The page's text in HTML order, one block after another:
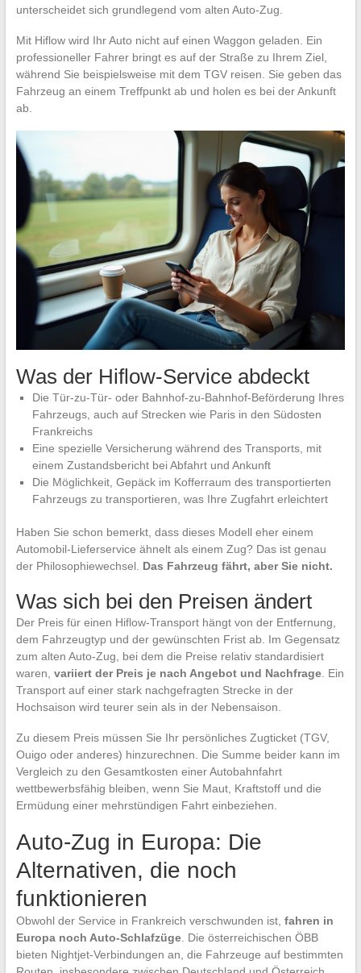
unterscheidet sich grundlegend vom alten Auto-Zug.
Mit Hiflow wird Ihr Auto nicht auf einen Waggon geladen. Ein
professioneller Fahrer bringt es auf der Straße zu Ihrem Ziel,
während Sie beispielsweise mit dem TGV reisen. Sie geben das
Fahrzeug an einem Treffpunkt ab und holen es bei der Ankunft
ab.
Was der Hiflow-Service abdeckt
Die Tür-zu-Tür- oder Bahnhof-zu-Bahnhof-Beförderung Ihres
Fahrzeugs, auch auf Strecken wie Paris in den Südosten
Frankreichs
Eine spezielle Versicherung während des Transports, mit
einem Zustandsbericht bei Abfahrt und Ankunft
Die Möglichkeit, Gepäck im Kofferraum des transportierten
Fahrzeugs zu transportieren, was Ihre Zugfahrt erleichtert
Haben Sie schon bemerkt, dass dieses Modell eher einem
Automobil-Lieferservice ähnelt als einem Zug? Das ist genau
der Philosophiewechsel. Das Fahrzeug fährt, aber Sie nicht.
Was sich bei den Preisen ändert
Der Preis für einen Hiflow-Transport hängt von der Entfernung,
dem Fahrzeugtyp und der gewünschten Frist ab. Im Gegensatz
zum alten Auto-Zug, bei dem die Preise relativ standardisiert
waren, variiert der Preis je nach Angebot und Nachfrage. Ein
Transport auf einer stark nachgefragten Strecke in der
Hochsaison wird teurer sein als in der Nebensaison.
Zu diesem Preis müssen Sie Ihr persönliches Zugticket (TGV,
Ouigo oder anderes) hinzurechnen. Die Summe beider kann im
Vergleich zu den Gesamtkosten einer Autobahnfahrt
wettbewerbsfähig bleiben, wenn Sie Maut, Kraftstoff und die
Ermüdung einer mehrstündigen Fahrt einbeziehen.
Auto-Zug in Europa: Die
Alternativen, die noch
funktionieren
Obwohl der Service in Frankreich verschwunden ist, fahren in
Europa noch Auto-Schlafzüge. Die österreichischen ÖBB
bieten Nightjet-Verbindungen an, die Fahrzeuge auf bestimmten